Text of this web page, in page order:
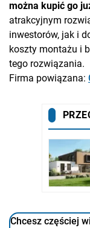
można kupić go
atrakcyjnym
inwestorów, jak i
koszty montażu i
tego rozwiązania.
Firma powiązana:
Chcesz częściej